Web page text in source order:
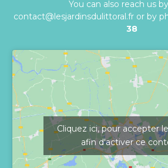
You can also reach us
contact@lesjardinsdulittoral.fr or by
38
Cliquez ici, pour accepter
afin d'activer ce